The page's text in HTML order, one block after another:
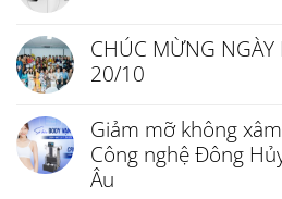
CHÚC MỪNG
20/10
Giảm mỡ không
Công nghệ Đông
Âu